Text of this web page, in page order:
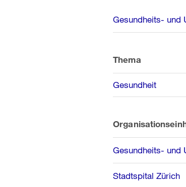
Weitere
Gesundheits- und
Thema
Gesundheit
Gesundheits- und
Stadtspital Zürich